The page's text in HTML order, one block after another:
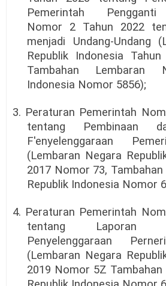
Pemerintah Pengganti
Nomor 2 Tahun 2022
menjadi Undang-Undang
Republik Indonesia
Tambahan Lembaran
Indonesia Nomor 5856);
3. Peraturan Pemerintah
tentang Pembinaan
F'enyelenggaraan
(Lembaran Negara
2017 Nomor 73,
Republik Indonesia Nomor
4. Peraturan Pemerintah
tentang Laporan
Penyelenggaraan
(Lembaran Negara
2019 Nomor 5Z